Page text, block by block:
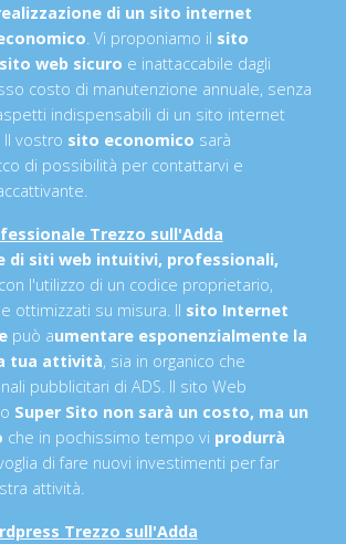
di un sito internet
. Vi proponiamo il sito
sito web sicuro e inattaccabile dagli
costo di manutenzione annuale, senza
indispensabili di un sito internet
vostro sito economico sarà
di possibilità per contattarvi e
Trezzo sull'Adda
di siti web intuitivi, professionali,
l'utilizzo di un codice proprietario,
ottimizzati su misura. Il sito Internet
può aumentare esponenzialmente la
tua attività, sia in organico che
pubblicitari di ADS. Il sito Web
Super Sito non sarà un costo, ma un
che in pochissimo tempo vi produrrà
di fare nuovi investimenti per far
attività.
Trezzo sull'Adda